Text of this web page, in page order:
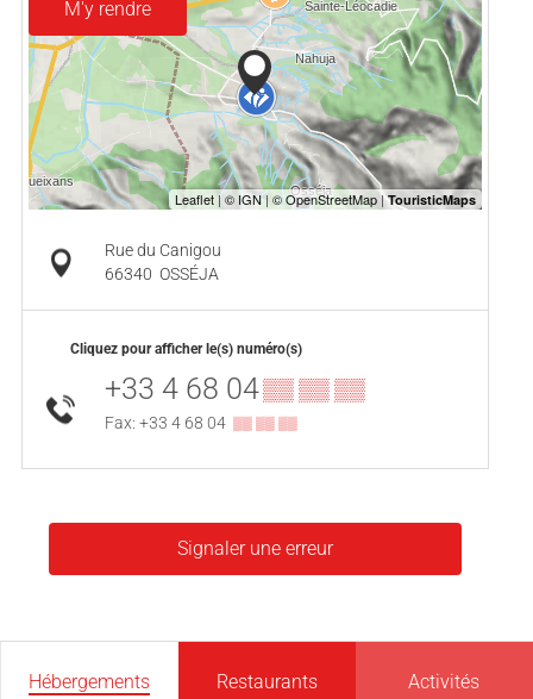
M'y rendre
Rue du Canigou
66340 OSSÉJA
Cliquez pour afficher le(s) numéro(s)
+33 4 68 04▒▒ ▒▒ ▒▒
Fax: +33 4 68 04 ▒▒ ▒▒ ▒▒
Signaler une erreur
Hébergements Restaurants Activités